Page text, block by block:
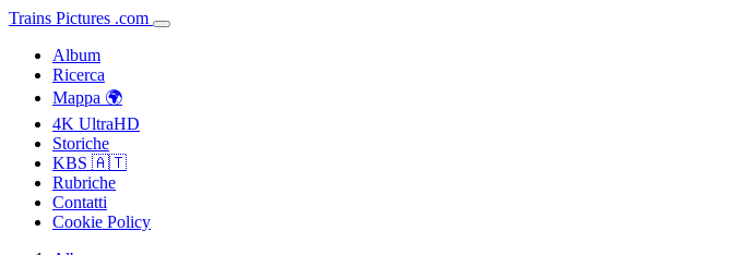
Trains Pictures .com
Album
Ricerca
Mappa 🌍
4K UltraHD
Storiche
KBS 🇦🇹
Rubriche
Contatti
Cookie Policy